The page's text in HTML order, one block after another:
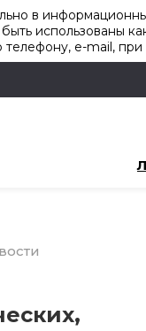
в
использованы
e-mail,